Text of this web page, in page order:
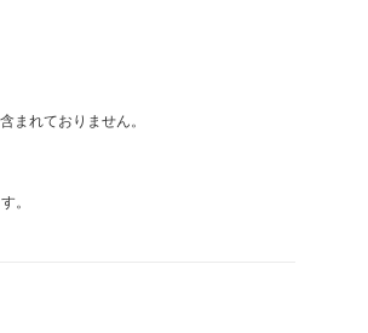
まれておりません。
。